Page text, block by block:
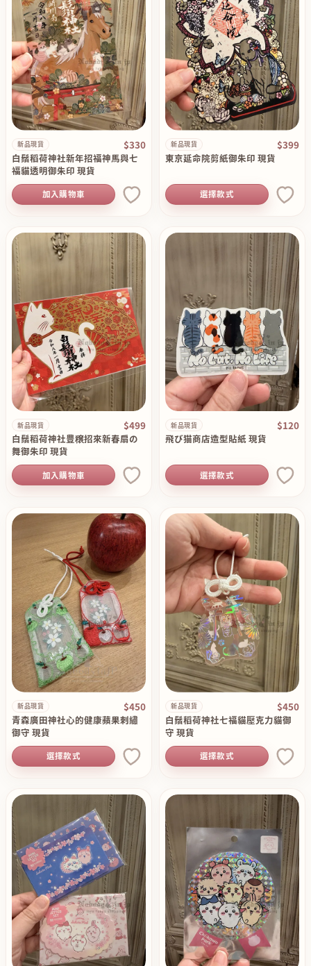
新品現貨 $330
白鬚稻荷神社新年招福神馬與七
福貓透明御朱印 現貨
加入購物車
新品現貨 $399
東京延命院剪紙御朱印 現貨
選擇款式
新品現貨 $499
白鬚稻荷神社豊穣招來新春扇の
舞御朱印 現貨
加入購物車
新品現貨 $120
飛び猫商店造型貼紙 現貨
選擇款式
新品現貨 $450
青森廣田神社心的健康蘋果刺繡
御守 現貨
選擇款式
新品現貨 $450
白鬚稻荷神社七福貓壓克力貓御
守 現貨
選擇款式